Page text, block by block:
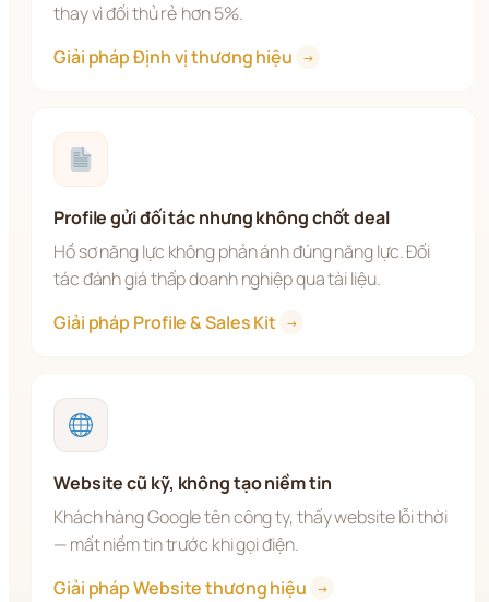
thay vì đối thủ rẻ hơn 5%.
Giải pháp Định vị thương hiệu
→
Profile gửi đối tác nhưng không chốt deal
Hồ sơ năng lực không phản ánh đúng năng lực. Đối
tác đánh giá thấp doanh nghiệp qua tài liệu.
Giải pháp Profile & Sales Kit
→
Website cũ kỹ, không tạo niềm tin
Khách hàng Google tên công ty, thấy website lỗi thời
— mất niềm tin trước khi gọi điện.
Giải pháp Website thương hiệu
→